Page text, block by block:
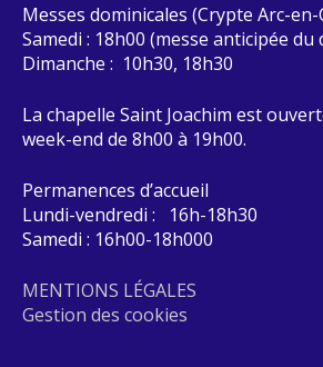
Messes dominicales (Crypte Arc-en-
Samedi : 18h00 (messe anticipée du
Dimanche : 10h30, 18h30
La chapelle Saint Joachim est
week-end de 8h00 à 19h00.
Permanences d’accueil
Lundi-vendredi : 16h-18h30
Samedi : 16h00-18h000
MENTIONS LÉGALES
Gestion des cookies